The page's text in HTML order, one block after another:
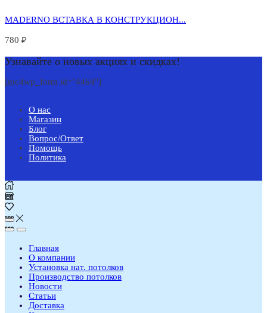
MADERNO ВСТАВКА В КОНСТРУКЦИОН...
780 ₽
Узнавайте о новых акциях и скидках!
[mc4wp_form id="4464"]
О нас
Магазин
Блог
Вопрос/Ответ
Помощь
Политика
Главная
О компании
Установка нат. потолков
Производство потолков
Новости
Статьи
Доставка